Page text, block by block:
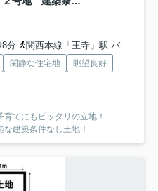
8分
関西本線「王寺」駅 バス5分 「中山台２丁目」 停歩2分
閑静な住宅地
眺望良好
てにもピッタリの立地！
建築条件なし土地！